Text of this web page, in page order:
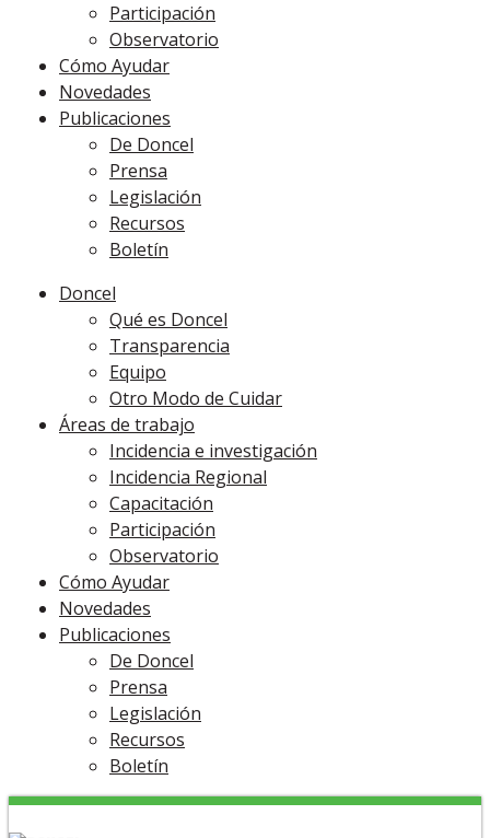
Participación
Observatorio
Cómo Ayudar
Novedades
Publicaciones
De Doncel
Prensa
Legislación
Recursos
Boletín
Doncel
Qué es Doncel
Transparencia
Equipo
Otro Modo de Cuidar
Áreas de trabajo
Incidencia e investigación
Incidencia Regional
Capacitación
Participación
Observatorio
Cómo Ayudar
Novedades
Publicaciones
De Doncel
Prensa
Legislación
Recursos
Boletín